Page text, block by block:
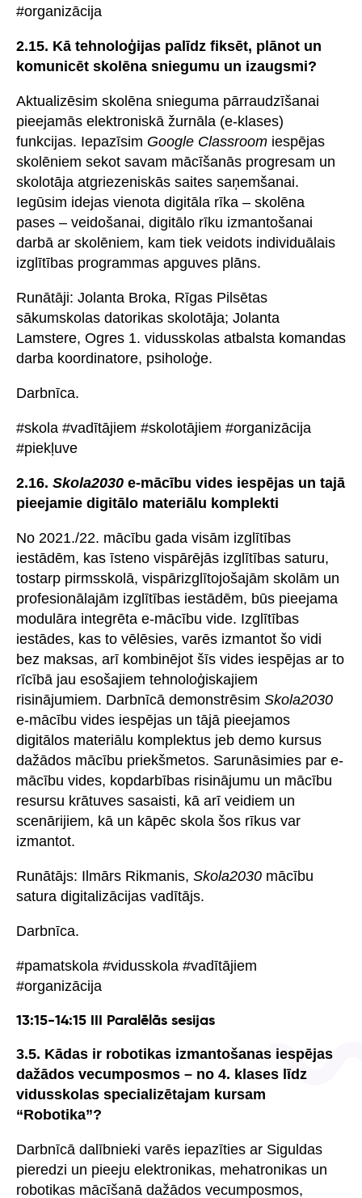
#organizācija
2.15. Kā tehnoloģijas palīdz fiksēt, plānot un
komunicēt skolēna sniegumu un izaugsmi?
Aktualizēsim skolēna snieguma pārraudzīšanai
pieejamās elektroniskā žurnāla (e-klases)
funkcijas. Iepazīsim Google Classroom iespējas
skolēniem sekot savam mācīšanās progresam un
skolotāja atgriezeniskās saites saņemšanai.
Iegūsim idejas vienota digitāla rīka – skolēna
pases – veidošanai, digitālo rīku izmantošanai
darbā ar skolēniem, kam tiek veidots individuālais
izglītības programmas apguves plāns.
Runātāji: Jolanta Broka, Rīgas Pilsētas
sākumskolas datorikas skolotāja; Jolanta
Lamstere, Ogres 1. vidusskolas atbalsta komandas
darba koordinatore, psiholoģe.
Darbnīca.
#skola #vadītājiem #skolotājiem #organizācija
#piekļuve
2.16. Skola2030 e-mācību vides iespējas un tajā
pieejamie digitālo materiālu komplekti
No 2021./22. mācību gada visām izglītības
iestādēm, kas īsteno vispārējās izglītības saturu,
tostarp pirmsskolā, vispārizglītojošajām skolām un
profesionālajām izglītības iestādēm, būs pieejama
modulāra integrēta e-mācību vide. Izglītības
iestādes, kas to vēlēsies, varēs izmantot šo vidi
bez maksas, arī kombinējot šīs vides iespējas ar to
rīcībā jau esošajiem tehnoloģiskajiem
risinājumiem. Darbnīcā demonstrēsim Skola2030
e-mācību vides iespējas un tājā pieejamos
digitālos materiālu komplektus jeb demo kursus
dažādos mācību priekšmetos. Sarunāsimies par e-
mācību vides, kopdarbības risinājumu un mācību
resursu krātuves sasaisti, kā arī veidiem un
scenārijiem, kā un kāpēc skola šos rīkus var
izmantot.
Runātājs: Ilmārs Rikmanis, Skola2030 mācību
satura digitalizācijas vadītājs.
Darbnīca.
#pamatskola #vidusskola #vadītājiem
#organizācija
13:15-14:15 III Paralēlās sesijas
3.5. Kādas ir robotikas izmantošanas iespējas
dažādos vecumposmos – no 4. klases līdz
vidusskolas specializētajam kursam
“Robotika”?
Darbnīcā dalībnieki varēs iepazīties ar Siguldas
pieredzi un pieeju elektronikas, mehatronikas un
robotikas mācīšanā dažādos vecumposmos,